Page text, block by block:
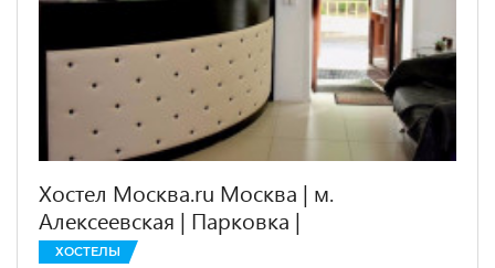
Хостел Москва.ru Москва | м.
Алексеевская | Парковка |
ХОСТЕЛЫ